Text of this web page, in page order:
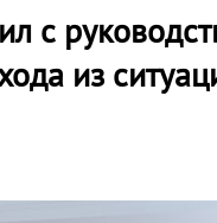
с
из